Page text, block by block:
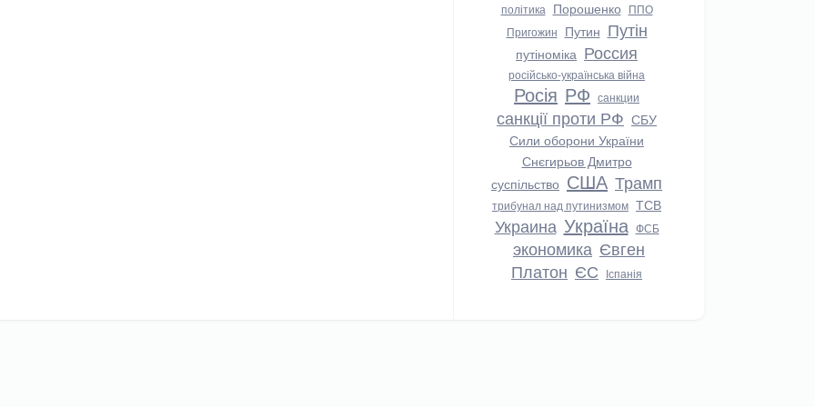
політика Порошенко ППО
Пригожин Путин Путін
путіноміка Россия
російсько-українська війна
Росія РФ санкции
санкції проти РФ СБУ
Сили оборони України
Снєгирьов Дмитро
суспільство США Трамп
трибунал над путинизмом ТСВ
Украина Україна ФСБ
экономика Євген
Платон ЄС Іспанія